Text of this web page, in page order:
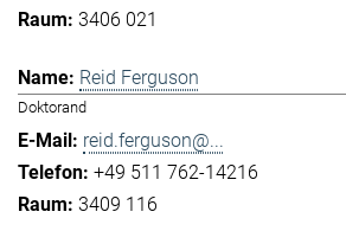
3406 021
Reid Ferguson
Doktorand
reid.ferguson@...
+49 511 762-14216
3409 116